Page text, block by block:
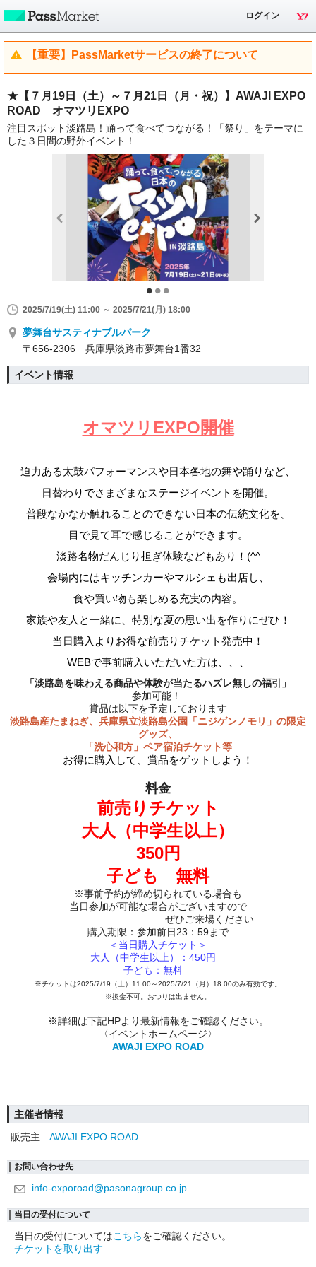
ログイン
【重要】PassMarketサービスの終了について
★【７月19日（土）～７月21日（月・祝）】AWAJI EXPO
ROAD オマツリEXPO
注目スポット淡路島！踊って食べてつながる！「祭り」をテーマに
した３日間の野外イベント！
2025/7/19(土) 11:00 ～ 2025/7/21(月) 18:00
夢舞台サスティナブルパーク
〒656-2306 兵庫県淡路市夢舞台1番32
イベント情報
オマツリEXPO開催
迫力ある太鼓パフォーマンスや日本各地の舞や踊りなど、
日替わりでさまざまなステージイベントを開催。
普段なかなか触れることのできない日本の伝統文化を、
目で見て耳で感じることができます。
淡路名物だんじり担ぎ体験などもあり！(^^
会場内にはキッチンカーやマルシェも出店し、
食や買い物も楽しめる充実の内容。
家族や友人と一緒に、特別な夏の思い出を作りにぜひ！
当日購入よりお得な前売りチケット発売中！
WEBで事前購入いただいた方は、、、
「淡路島を味わえる商品や体験が当たるハズレ無しの福引」
参加可能！
賞品は以下を予定しております
淡路島産たまねぎ、兵庫県立淡路島公園「ニジゲンノモリ」の限定
グッズ、
「洗心和方」ペア宿泊チケット等
お得に購入して、賞品をゲットしよう！
料金
前売りチケット
大人（中学生以上）
350円
子ども 無料
※事前予約が締め切られている場合も
当日参加が可能な場合がございますので
ぜひご来場ください
購入期限：参加前日23：59まで
＜当日購入チケット＞
大人（中学生以上）：450円
子ども：無料
※チケットは2025/7/19（土）11:00～2025/7/21（月）18:00のみ有効です。
※換金不可。おつりは出ません。
※詳細は下記HPより最新情報をご確認ください。
〈イベントホームページ〉
AWAJI EXPO ROAD
主催者情報
販売主
AWAJI EXPO ROAD
お問い合わせ先
info-exporoad@pasonagroup.co.jp
当日の受付について
当日の受付についてはこちらをご確認ください。
チケットを取り出す